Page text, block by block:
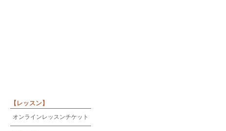
【レッスン】
オンラインレッスンチケット